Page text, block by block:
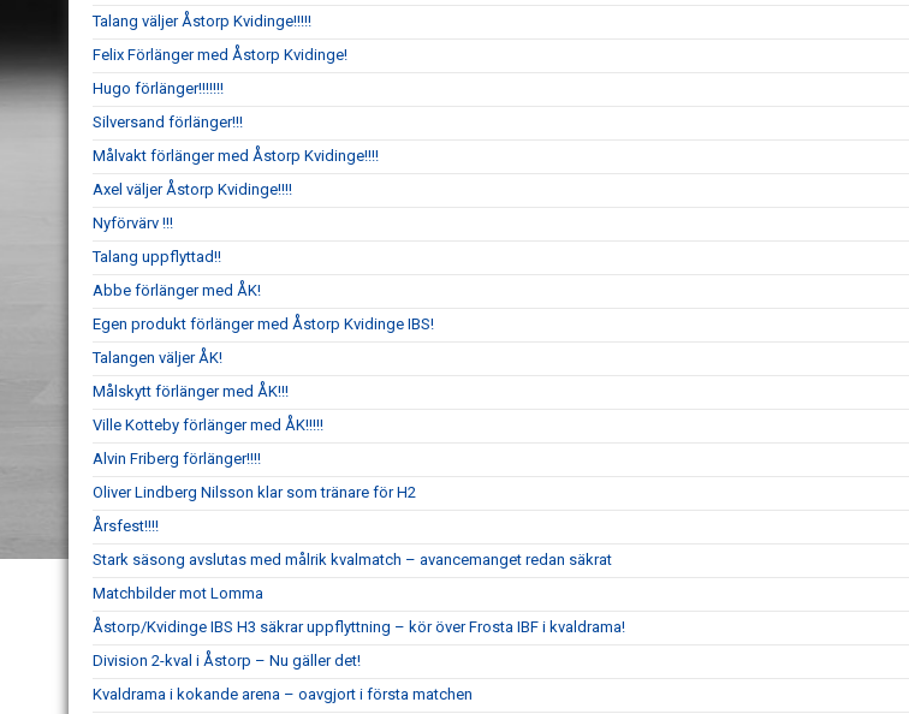
Talang väljer Åstorp Kvidinge!!!!!
Felix Förlänger med Åstorp Kvidinge!
Hugo förlänger!!!!!!!
Silversand förlänger!!!
Målvakt förlänger med Åstorp Kvidinge!!!!
Axel väljer Åstorp Kvidinge!!!!
Nyförvärv !!!
Talang uppflyttad!!
Abbe förlänger med ÅK!
Egen produkt förlänger med Åstorp Kvidinge IBS!
Talangen väljer ÅK!
Målskytt förlänger med ÅK!!!
Ville Kotteby förlänger med ÅK!!!!!
Alvin Friberg förlänger!!!!
Oliver Lindberg Nilsson klar som tränare för H2
Årsfest!!!!
Stark säsong avslutas med målrik kvalmatch – avancemanget redan säkrat
Matchbilder mot Lomma
Åstorp/Kvidinge IBS H3 säkrar uppflyttning – kör över Frosta IBF i kvaldrama!
Division 2-kval i Åstorp – Nu gäller det!
Kvaldrama i kokande arena – oavgjort i första matchen